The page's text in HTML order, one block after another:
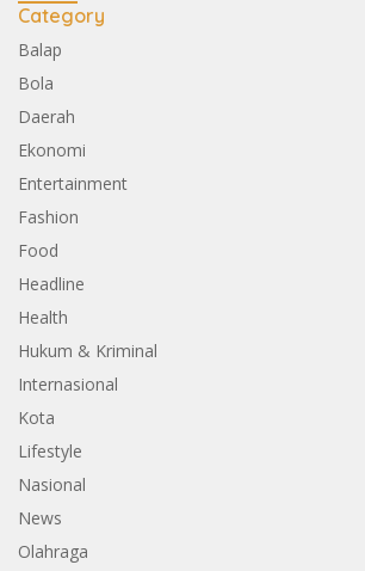
Category
Balap
Bola
Daerah
Ekonomi
Entertainment
Fashion
Food
Headline
Health
Hukum & Kriminal
Internasional
Kota
Lifestyle
Nasional
News
Olahraga